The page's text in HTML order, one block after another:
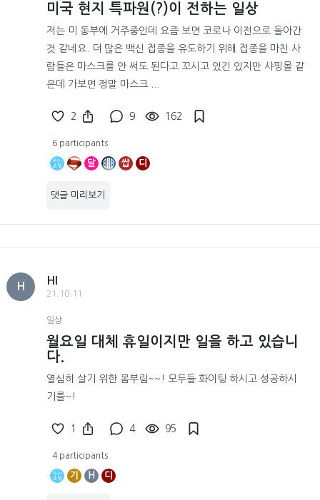
미국 현지 특파원(?)이 전하는 일상
저는 미 동부에 거주중인데 요즘 보면 코로나 이전으로 돌아간
것 같네요. 더 많은 백신 접종을 유도하기 위해 접종을 마친 사
람들은 마스크를 안 써도 된다고 꼬시고 있긴 있지만 샤핑몰 같
은데 가보면 정말 마스크 ...
2 9 162
6 participants
달 쌉 디
댓글 미리보기
H
HI
21.10.11
일상
월요일 대체 휴일이지만 일을 하고 있습니
다.
열심히 살기 위한 몸부림~~! 모두들 화이팅 하시고 성공하시
기를~!
1 4 95
4 participants
기 H 디